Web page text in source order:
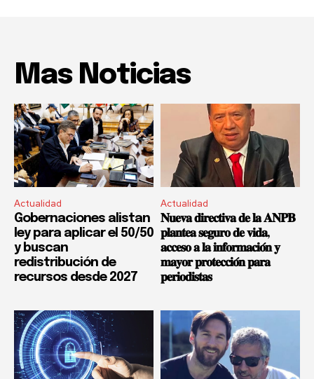
Mas Noticias
Actualidad
Gobernaciones alistan
ley para aplicar el 50/50
y buscan
redistribución de
recursos desde 2027
Actualidad
𝐍𝐮𝐞𝐯𝐚 𝐝𝐢𝐫𝐞𝐜𝐭𝐢𝐯𝐚 𝐝𝐞 𝐥𝐚 𝐀𝐍𝐏𝐁
𝐩𝐥𝐚𝐧𝐭𝐞𝐚 𝐬𝐞𝐠𝐮𝐫𝐨 𝐝𝐞 𝐯𝐢𝐝𝐚,
𝐚𝐜𝐜𝐞𝐬𝐨 𝐚 𝐥𝐚 𝐢𝐧𝐟𝐨𝐫𝐦𝐚𝐜𝐢𝐨́𝐧 𝐲
𝐦𝐚𝐲𝐨𝐫 𝐩𝐫𝐨𝐭𝐞𝐜𝐜𝐢𝐨́𝐧 𝐩𝐚𝐫𝐚
𝐩𝐞𝐫𝐢𝐨𝐝𝐢𝐬𝐭𝐚𝐬